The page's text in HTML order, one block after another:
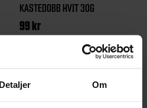
Detaljer Om
KASTEDOBB HVIT 30G
99kr